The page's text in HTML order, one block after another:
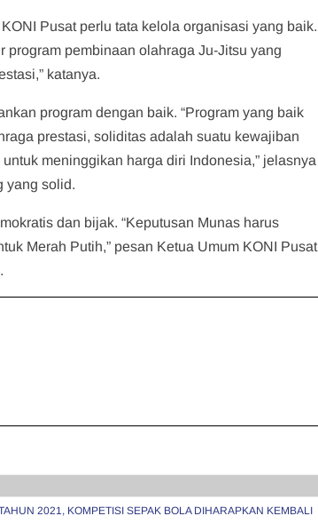
Pusat perlu tata kelola organisasi yang baik.
pembinaan olahraga Ju-Jitsu yang
katanya.
program dengan baik. “Program yang baik
prestasi, soliditas adalah suatu kewajiban
meninggikan harga diri Indonesia,” jelasnya
yang solid.
dan bijak. “Keputusan Munas harus
Merah Putih,” pesan Ketua Umum KONI Pusat
2021, KOMPETISI SEPAK BOLA DIHARAPKAN KEMBALI